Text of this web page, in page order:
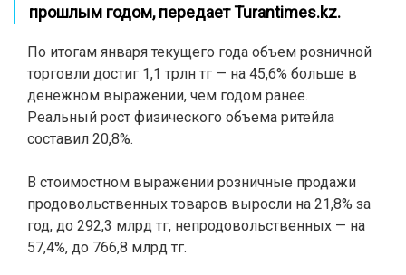
прошлым годом, передаетTurantimes.kz.
По итогам января текущего года объем розничной
торговли достиг 1,1 трлн тг — на 45,6% больше в
денежном выражении, чем годом ранее.
Реальный рост физического объема ритейла
составил 20,8%.
В стоимостном выражении розничные продажи
продовольственных товаров выросли на 21,8% за
год, до 292,3 млрд тг, непродовольственных — на
57,4%, до 766,8 млрд тг.